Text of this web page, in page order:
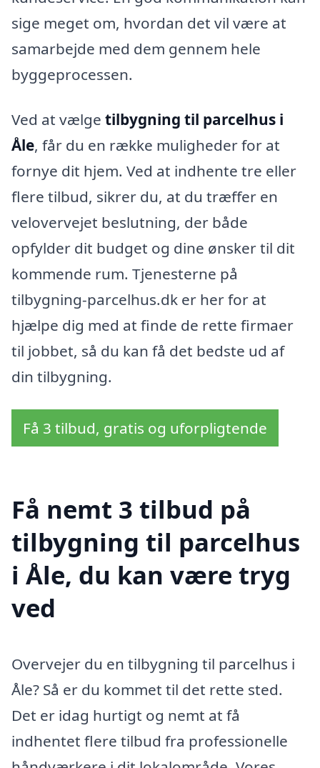
sige meget om, hvordan det vil være at
samarbejde med dem gennem hele
byggeprocessen.
Ved at vælge tilbygning til parcelhus i
Åle, får du en række muligheder for at
fornye dit hjem. Ved at indhente tre eller
flere tilbud, sikrer du, at du træffer en
velovervejet beslutning, der både
opfylder dit budget og dine ønsker til dit
kommende rum. Tjenesterne på
tilbygning-parcelhus.dk er her for at
hjælpe dig med at finde de rette firmaer
til jobbet, så du kan få det bedste ud af
din tilbygning.
Få 3 tilbud, gratis og uforpligtende
Få nemt 3 tilbud på
tilbygning til parcelhus
i Åle, du kan være tryg
ved
Overvejer du en tilbygning til parcelhus i
Åle? Så er du kommet til det rette sted.
Det er idag hurtigt og nemt at få
indhentet flere tilbud fra professionelle